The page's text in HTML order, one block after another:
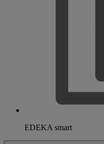
EDEKA smart